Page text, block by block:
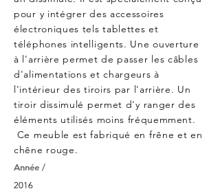
Année /
2016
pour y intégrer des accessoires
électroniques tels tablettes et
téléphones intelligents. Une ouverture
à l'arrière permet de passer les câbles
d'alimentations et chargeurs à
l'intérieur des tiroirs par l'arrière. Un
tiroir dissimulé permet d'y ranger des
éléments utilisés moins fréquemment.
Ce meuble est fabriqué en frêne et en
chêne rouge.